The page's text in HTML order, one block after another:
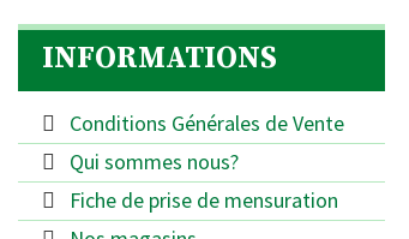
INFORMATIONS
Conditions Générales de Vente
Qui sommes nous?
Fiche de prise de mensuration